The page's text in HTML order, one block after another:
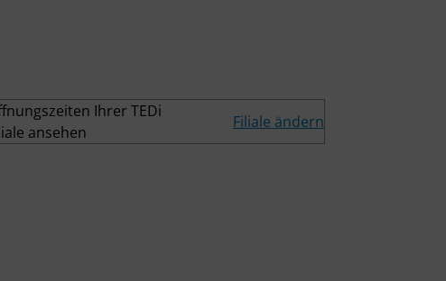
Ihrer TEDi
ansehen
Filiale ändern